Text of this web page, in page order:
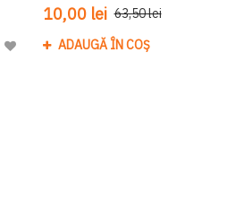
Adaugă
10,00 lei 63,50 lei
ADAUGĂ ÎN COȘ